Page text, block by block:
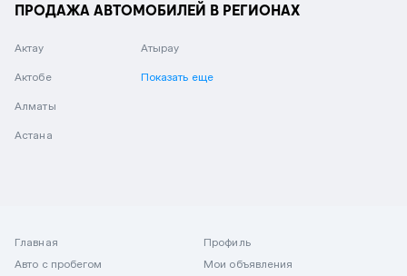
ПРОДАЖА АВТОМОБИЛЕЙ В РЕГИОНАХ
Актау
Актобе
Алматы
Астана
Атырау
Показать еще
Главная
Авто с пробегом
Профиль
Мои объявления